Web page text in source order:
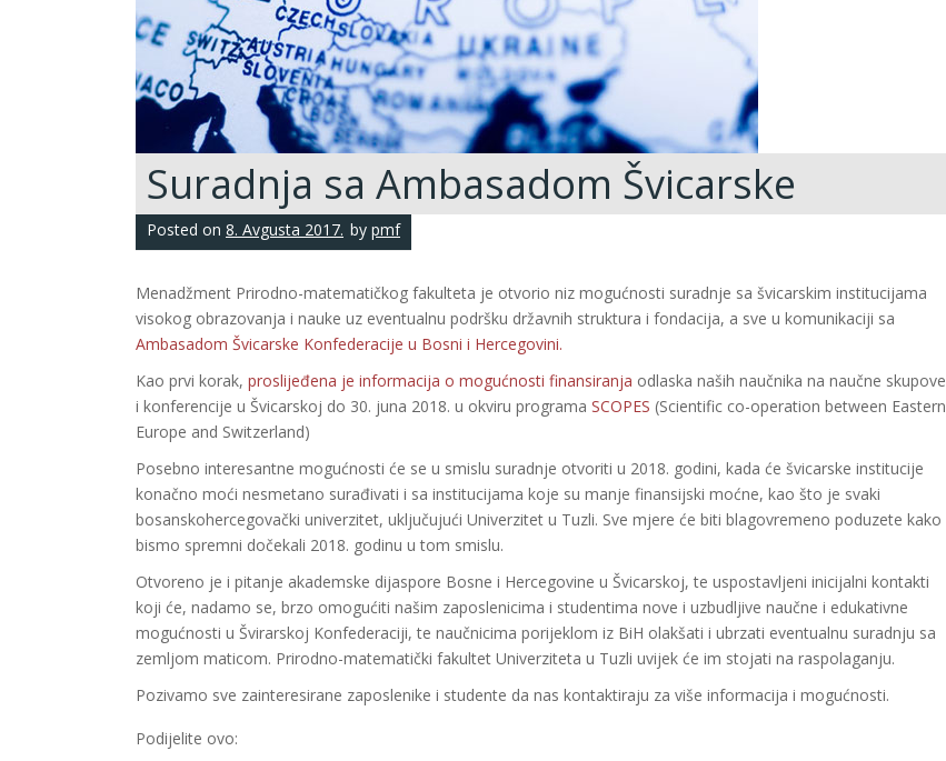
Suradnja sa Ambasadom Švicarske
Posted on 8. Avgusta 2017. by pmf
Menadžment Prirodno-matematičkog fakulteta je otvorio niz mogućnosti suradnje sa švicarskim institucijama
visokog obrazovanja i nauke uz eventualnu podršku državnih struktura i fondacija, a sve u komunikaciji sa
Ambasadom Švicarske Konfederacije u Bosni i Hercegovini.
Kao prvi korak, proslijeđena je informacija o mogućnosti finansiranja odlaska naših naučnika na naučne skupove
i konferencije u Švicarskoj do 30. juna 2018. u okviru programa SCOPES (Scientific co-operation between Eastern
Europe and Switzerland)
Posebno interesantne mogućnosti će se u smislu suradnje otvoriti u 2018. godini, kada će švicarske institucije
konačno moći nesmetano surađivati i sa institucijama koje su manje finansijski moćne, kao što je svaki
bosanskohercegovački univerzitet, uključujući Univerzitet u Tuzli. Sve mjere će biti blagovremeno poduzete kako
bismo spremni dočekali 2018. godinu u tom smislu.
Otvoreno je i pitanje akademske dijaspore Bosne i Hercegovine u Švicarskoj, te uspostavljeni inicijalni kontakti
koji će, nadamo se, brzo omogućiti našim zaposlenicima i studentima nove i uzbudljive naučne i edukativne
mogućnosti u Švirarskoj Konfederaciji, te naučnicima porijeklom iz BiH olakšati i ubrzati eventualnu suradnju sa
zemljom maticom. Prirodno-matematički fakultet Univerziteta u Tuzli uvijek će im stojati na raspolaganju.
Pozivamo sve zainteresirane zaposlenike i studente da nas kontaktiraju za više informacija i mogućnosti.
Podijelite ovo: